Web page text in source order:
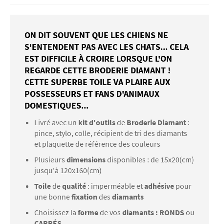
ON DIT SOUVENT QUE LES CHIENS NE
S'ENTENDENT PAS AVEC LES CHATS... CELA
EST DIFFICILE À CROIRE LORSQUE L'ON
REGARDE CETTE BRODERIE DIAMANT !
CETTE SUPERBE TOILE VA PLAIRE AUX
POSSESSEURS ET FANS D'ANIMAUX
DOMESTIQUES...
Livré avec un kit d'outilsde Broderie Diamant :
pince, stylo, colle, récipient de tri des diamants
et plaquette de référence des couleurs
Plusieurs dimensionsdisponibles : de 15x20(cm)
jusqu'à 120x160(cm)
Toiledequalité : imperméable etadhésive pour
une bonnefixationdes diamants
Choisissez la formede vos diamants : RONDSou